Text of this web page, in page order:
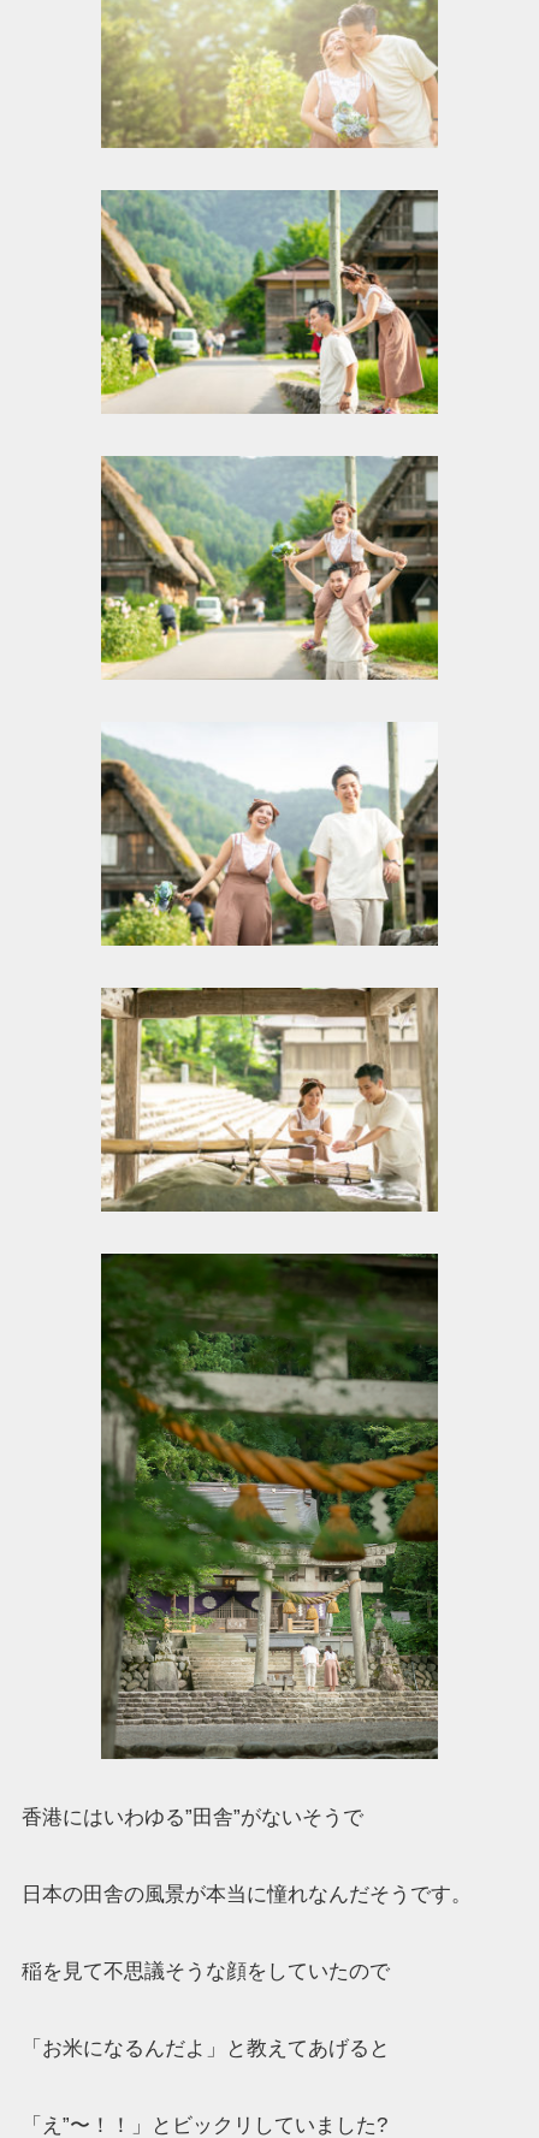
香港にはいわゆる”田舎”がないそうで
日本の田舎の風景が本当に憧れなんだそうです。
稲を見て不思議そうな顔をしていたので
「お米になるんだよ」と教えてあげると
「え”〜！！」とビックリしていました?